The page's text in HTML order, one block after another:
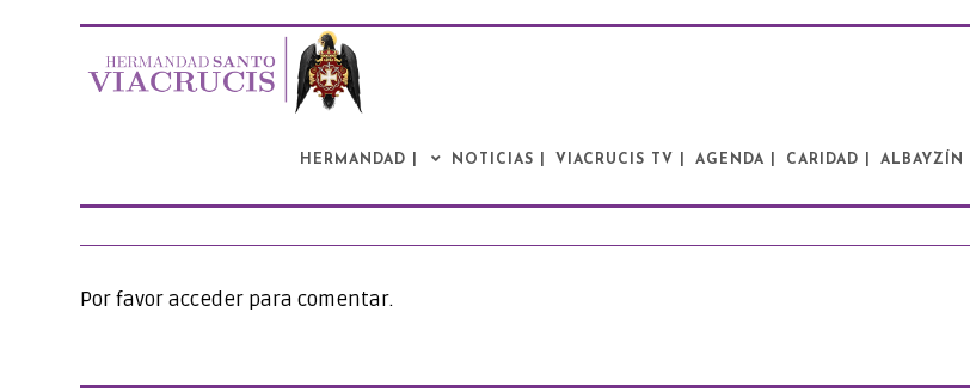
HERMANDAD | NOTICIAS | VIACRUCIS TV | AGENDA | CARIDAD | ALBAYZÍN |
Por favor acceder para comentar.